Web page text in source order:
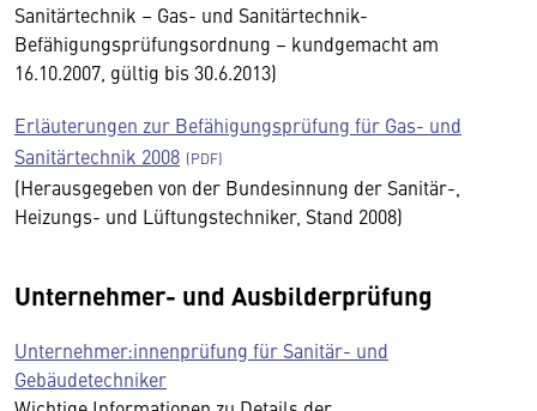
Sanitärtechnik – Gas- und Sanitärtechnik-
Befähigungsprüfungsordnung – kundgemacht am
16.10.2007, gültig bis 30.6.2013)
Erläuterungen zur Befähigungsprüfung für Gas- und
Sanitärtechnik 2008
(Herausgegeben von der Bundesinnung der Sanitär-,
Heizungs- und Lüftungstechniker, Stand 2008)
Unternehmer- und Ausbilderprüfung
Unternehmer:innenprüfung für Sanitär- und
Gebäudetechniker